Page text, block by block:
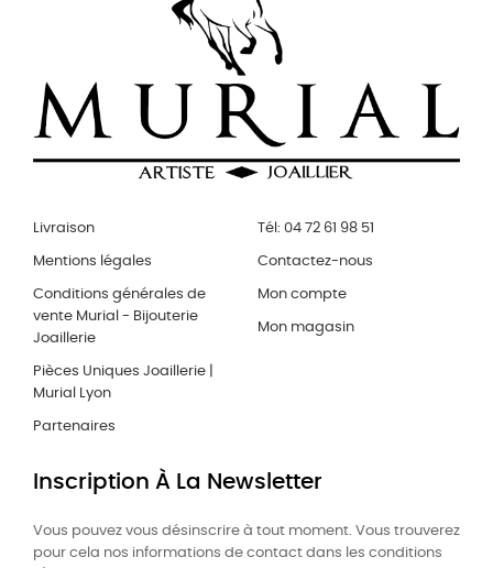
Livraison
Mentions légales
Conditions générales de
vente Murial - Bijouterie
Joaillerie
Pièces Uniques Joaillerie |
Murial Lyon
Partenaires
Tél: 04 72 61 98 51
Contactez-nous
Mon compte
Mon magasin
Inscription À La Newsletter
Vous pouvez vous désinscrire à tout moment. Vous trouverez
pour cela nos informations de contact dans les conditions